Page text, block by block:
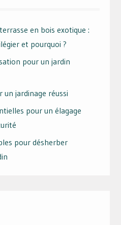
en bois exotique :
et pourquoi ?
pour un jardin
un jardinage réussi
pour un élagage
pour désherber